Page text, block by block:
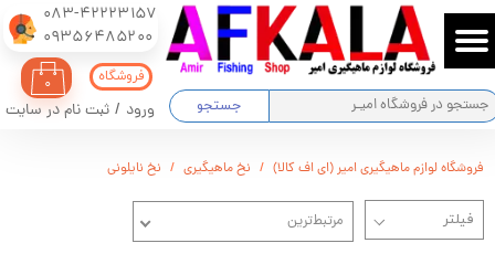
083-42223157
​​​​​​​09356485200
جستجو
۰
ورود / ثبت نام در سایت
حساب کاربری من
تغییر گذر واژه
خروج از حساب کاربری
فروشگاه
فروشگاه لوازم ماهیگیری امیر (ای اف کالا) نخ ماهیگیری نخ نایلونی
مرتبط‌ترین